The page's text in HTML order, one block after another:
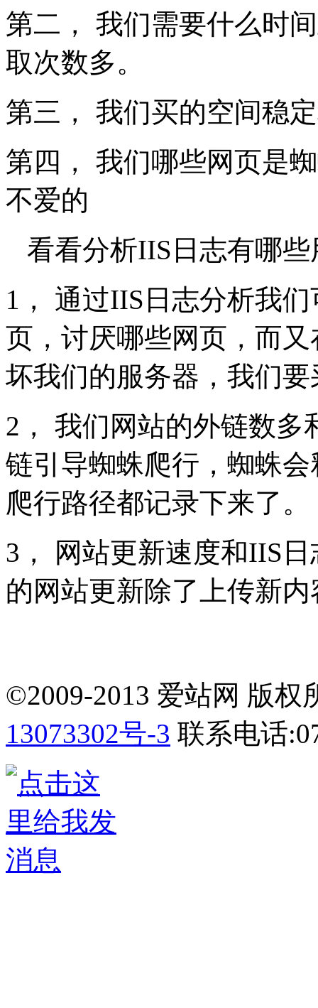
第二， 我们需要什么时
取次数多。
第三， 我们买的空间稳
第四， 我们哪些网页是
不爱的
看看分析IIS日志有哪些
1， 通过IIS日志分析我
页，讨厌哪些网页，而
坏我们的服务器，我们
2， 我们网站的外链数
链引导蜘蛛爬行，蜘蛛
爬行路径都记录下来了。
3， 网站更新速度和IIS
的网站更新除了上传新
©2009-2013 爱站网 版权
13073302号-3 联系电话